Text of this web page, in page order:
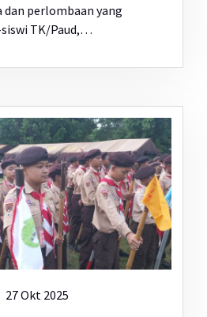
dan perlombaan yang
TK/Paud,…
27 Okt 2025